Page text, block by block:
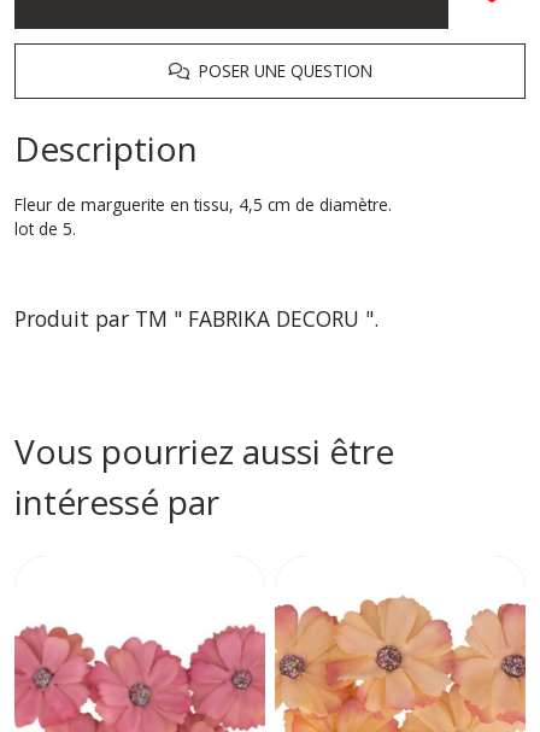
POSER UNE QUESTION
Description
Fleur de marguerite en tissu, 4,5 cm de diamètre.
lot de 5.
Produit par TM " FABRIKA DECORU ".
Vous pourriez aussi être
intéressé par